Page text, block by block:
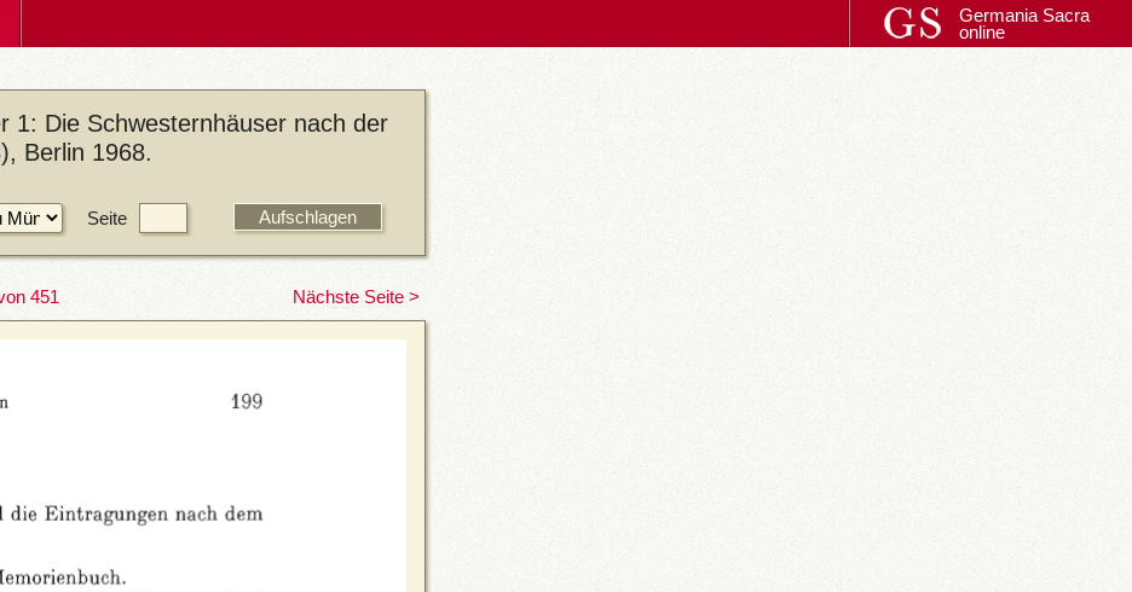
Germania Sacra
online
1: Die Schwesternhäuser nach der
Berlin 1968.
Seite
451 Nächste Seite >